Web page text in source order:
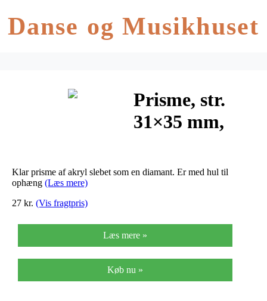
Danse og Musikhuset
Prisme, str.
31×35 mm,
mm, blank
Klar prisme af akryl slebet som en diamant. Er med hul til
ophæng (Læs mere)
27 kr. (Vis fragtpris)
Læs mere »
Køb nu »